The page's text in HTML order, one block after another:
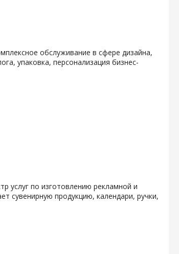
обслуживание в сфере дизайна,
упаковка, персонализация бизнес-
услуг по изготовлению рекламной и
сувенирную продукцию, календари, ручки,